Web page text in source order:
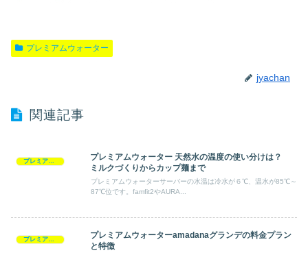
プレミアムウォーター
jyachan
関連記事
プレミアムウォーター 天然水の温度の使い分けは？
ミルクづくりからカップ麺まで
プレミアムウォーターサーバーの水温は冷水が６℃、温水が85℃～
87℃位です。famfit2やAURA...
プレミアムウォーターamadanaグランデの料金プラン
と特徴